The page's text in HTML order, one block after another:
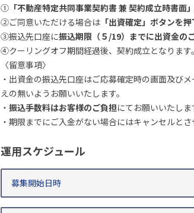
① 「不動産特定共同事業契約書 兼 契約成立時書面」
②ご同意いただける場合は 「出資確定」ボタンを
③振込先口座に振込期限（５/19）までに出資金の
④クーリングオフ期間経過後、契約成立となります。
〈留意事項〉
・出資金の振込先口座はご応募確定時の画面及びメ
えの無いようお願いいたします。
・ 振込手数料はお客様のご負担にてお願いいたしま
・期限までにご入金がない場合にはキャンセルと
運用スケジュール
募集開始日時